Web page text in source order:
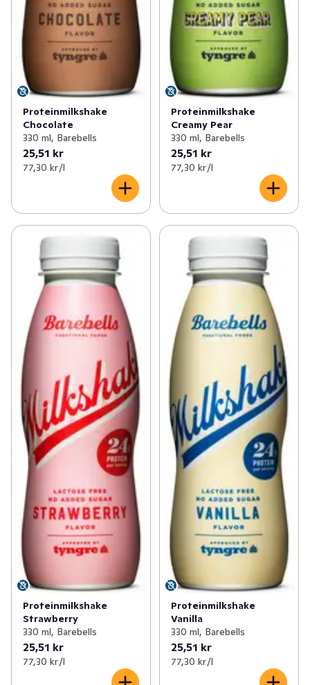
Proteinmilkshake
Chocolate
330 ml, Barebells
25,51 kr
77,30 kr /l
Proteinmilkshake
Creamy Pear
330 ml, Barebells
25,51 kr
77,30 kr /l
Proteinmilkshake
Strawberry
330 ml, Barebells
25,51 kr
77,30 kr /l
Proteinmilkshake
Vanilla
330 ml, Barebells
25,51 kr
77,30 kr /l